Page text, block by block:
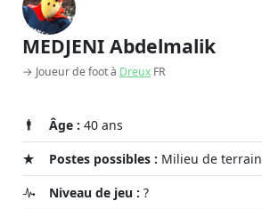
MEDJENI Abdelmalik
→ Joueur de foot à Dreux FR
Âge : 40 ans
Postes possibles : Milieu de terrain
Niveau de jeu : ?